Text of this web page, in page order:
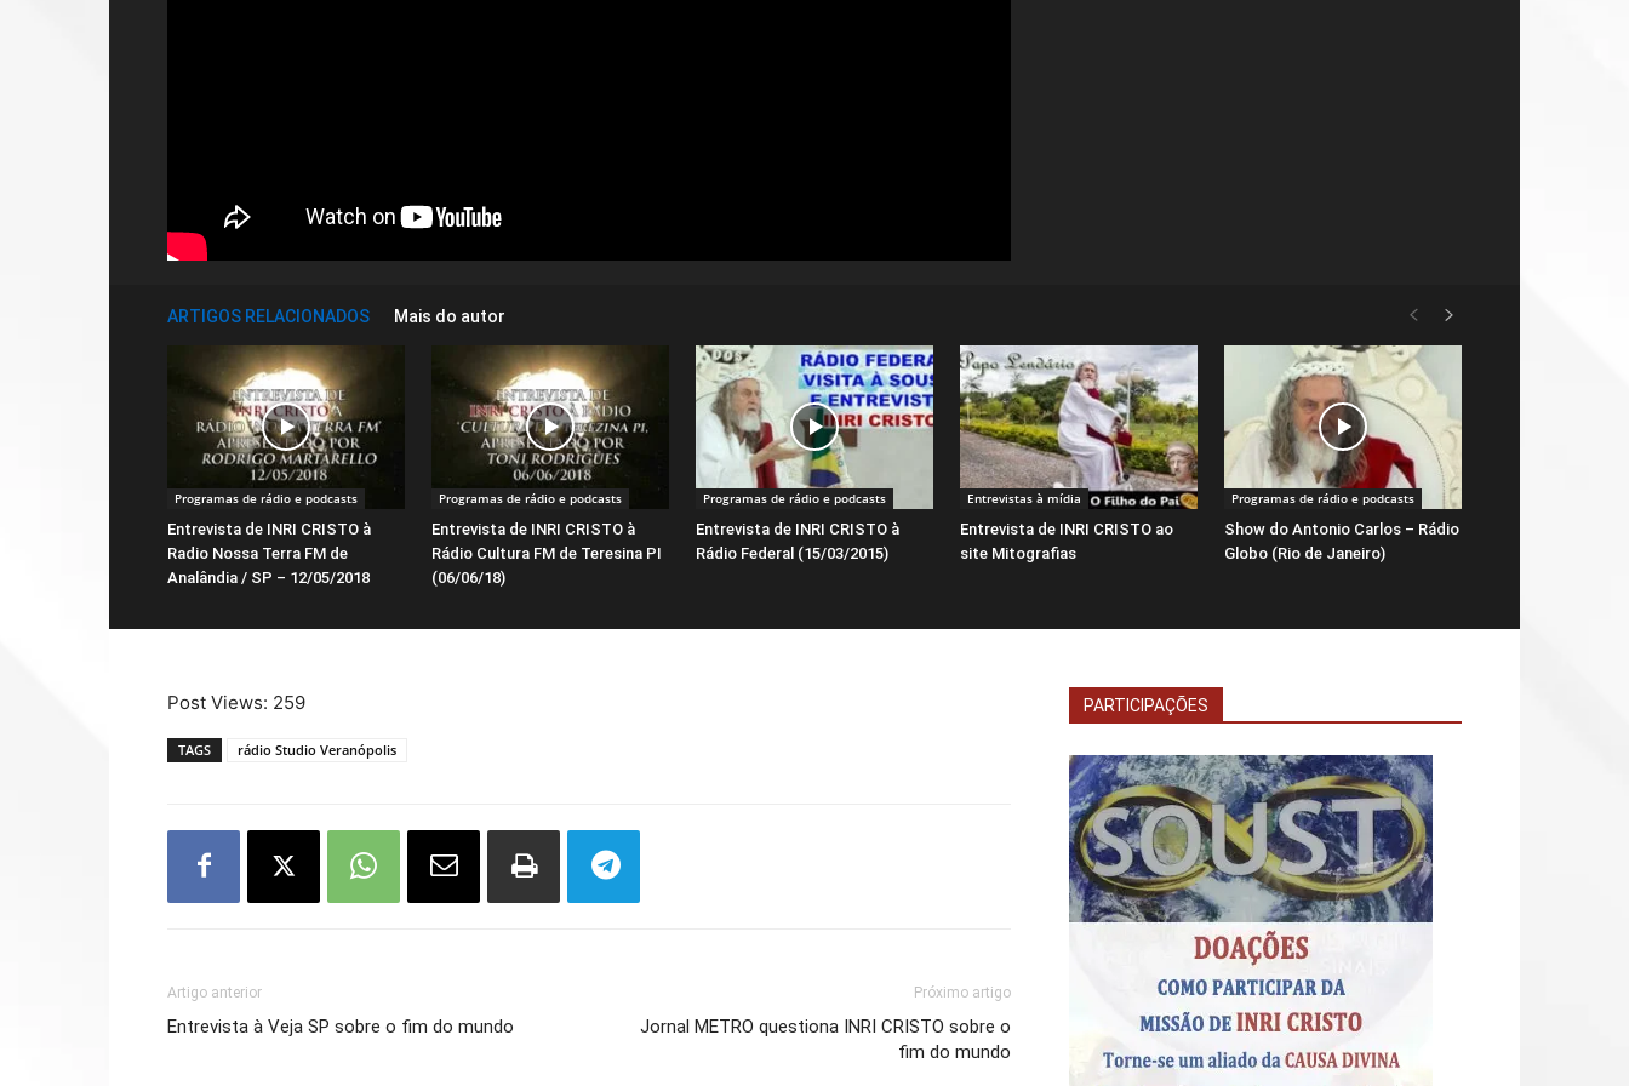
ARTIGOS RELACIONADOS Mais do autor
Programas de rádio e podcasts
Entrevista de INRI CRISTO à
Radio Nossa Terra FM de
Analândia / SP – 12/05/2018
Programas de rádio e podcasts
Entrevista de INRI CRISTO à
Rádio Cultura FM de Teresina PI
(06/06/18)
Programas de rádio e podcasts
Entrevista de INRI CRISTO à
Rádio Federal (15/03/2015)
Entrevistas à mídia
Entrevista de INRI CRISTO ao
site Mitografias
Programas de rádio e podcasts
Show do Antonio Carlos – Rádio
Globo (Rio de Janeiro)
Post Views: 259
TAGS rádio Studio Veranópolis
Artigo anterior
Entrevista à Veja SP sobre o fim do mundo
Próximo artigo
Jornal METRO questiona INRI CRISTO sobre o
fim do mundo
PARTICIPAÇÕES